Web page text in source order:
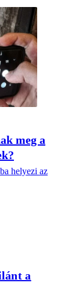
meg a
helyezi az
a